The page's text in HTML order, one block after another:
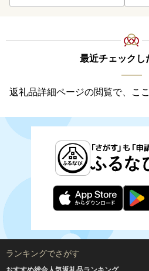
最近チェックし
返礼品詳細ページの閲覧で、こ
ランキングでさがす